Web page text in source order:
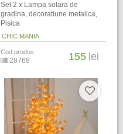
Set 2 x Lampa solara de
gradina, decoratiune metalica,
Pisica
CHIC MANIA
Cod produs
28768 155 lei